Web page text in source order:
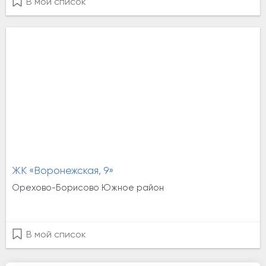
В мой список
ЖК «Воронежская, 9»
Орехово-Борисово Южное район
В мой список